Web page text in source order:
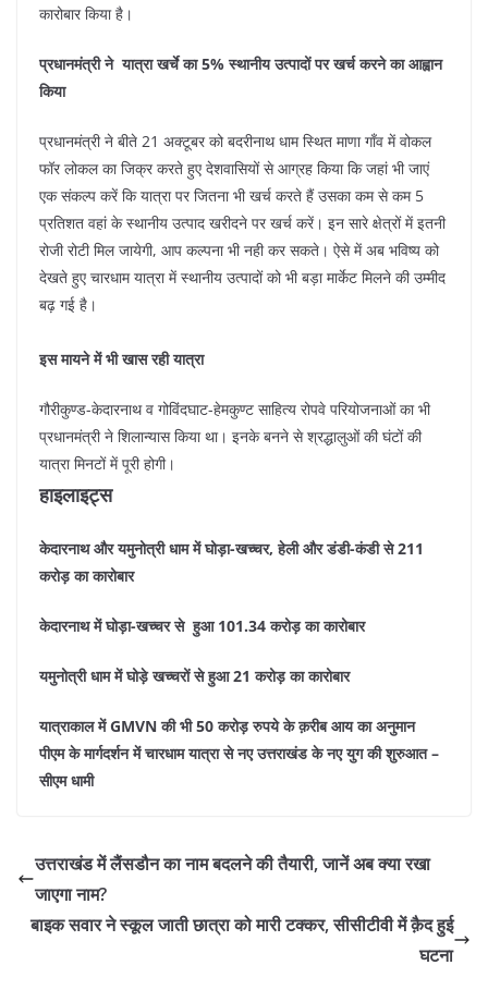
कारोबार किया है।
प्रधानमंत्री ने यात्रा खर्चे का 5% स्थानीय उत्पादों पर खर्च करने का आह्वान
किया
प्रधानमंत्री ने बीते 21 अक्टूबर को बदरीनाथ धाम स्थित माणा गाँव में वोकल
फॉर लोकल का जिक्र करते हुए देशवासियों से आग्रह किया कि जहां भी जाएं
एक संकल्प करें कि यात्रा पर जितना भी खर्च करते हैं उसका कम से कम 5
प्रतिशत वहां के स्थानीय उत्पाद खरीदने पर खर्च करें। इन सारे क्षेत्रों में इतनी
रोजी रोटी मिल जायेगी, आप कल्पना भी नही कर सकते। ऐसे में अब भविष्य को
देखते हुए चारधाम यात्रा में स्थानीय उत्पादों को भी बड़ा मार्केट मिलने की उम्मीद
बढ़ गई है।
इस मायने में भी खास रही यात्रा
गौरीकुण्ड-केदारनाथ व गोविंदघाट-हेमकुण्ट साहित्य रोपवे परियोजनाओं का भी
प्रधानमंत्री ने शिलान्यास किया था। इनके बनने से श्रद्धालुओं की घंटों की
यात्रा मिनटों में पूरी होगी।
हाइलाइट्स
केदारनाथ और यमुनोत्री धाम में घोड़ा-खच्चर, हेली और डंडी-कंडी से 211
करोड़ का कारोबार
केदारनाथ में घोड़ा-खच्चर से हुआ 101.34 करोड़ का कारोबार
यमुनोत्री धाम में घोड़े खच्चरों से हुआ 21 करोड़ का कारोबार
यात्राकाल में GMVN की भी 50 करोड़ रुपये के क़रीब आय का अनुमान
पीएम के मार्गदर्शन में चारधाम यात्रा से नए उत्तराखंड के नए युग की शुरुआत –
सीएम धामी
उत्तराखंड में लैंसडौन का नाम बदलने की तैयारी, जानें अब क्या रखा
जाएगा नाम?
बाइक सवार ने स्कूल जाती छात्रा को मारी टक्कर, सीसीटीवी में क़ैद हुई
घटना